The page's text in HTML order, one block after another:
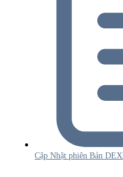
Cập Nhật phiên Bản